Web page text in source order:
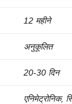
12 महीने
अनुकूलित
20-30 दिन
एनिमेट्रोनिक,